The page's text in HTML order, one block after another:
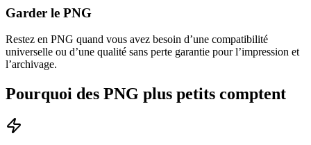
Garder le PNG
Restez en PNG quand vous avez besoin d’une compatibilité
universelle ou d’une qualité sans perte garantie pour l’impression et
l’archivage.
Pourquoi des PNG plus petits comptent